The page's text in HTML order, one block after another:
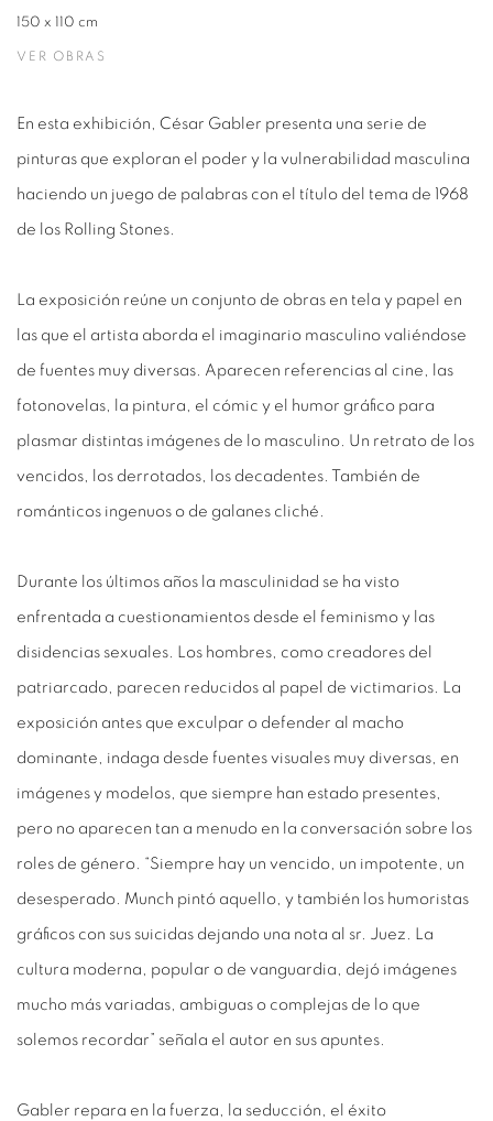
150 x 110 cm
VER OBRAS
En esta exhibición, César Gabler presenta una serie de
pinturas que exploran el poder y la vulnerabilidad masculina
haciendo un juego de palabras con el título del tema de 1968
de los Rolling Stones.
La exposición reúne un conjunto de obras en tela y papel en
las que el artista aborda el imaginario masculino valiéndose
de fuentes muy diversas. Aparecen referencias al cine, las
fotonovelas, la pintura, el cómic y el humor gráfico para
plasmar distintas imágenes de lo masculino. Un retrato de los
vencidos, los derrotados, los decadentes. También de
románticos ingenuos o de galanes cliché.
Durante los últimos años la masculinidad se ha visto
enfrentada a cuestionamientos desde el feminismo y las
disidencias sexuales. Los hombres, como creadores del
patriarcado, parecen reducidos al papel de victimarios. La
exposición antes que exculpar o defender al macho
dominante, indaga desde fuentes visuales muy diversas, en
imágenes y modelos, que siempre han estado presentes,
pero no aparecen tan a menudo en la conversación sobre los
roles de género. “Siempre hay un vencido, un impotente, un
desesperado. Munch pintó aquello, y también los humoristas
gráficos con sus suicidas dejando una nota al sr. Juez. La
cultura moderna, popular o de vanguardia, dejó imágenes
mucho más variadas, ambiguas o complejas de lo que
solemos recordar” señala el autor en sus apuntes.
Gabler repara en la fuerza, la seducción, el éxito